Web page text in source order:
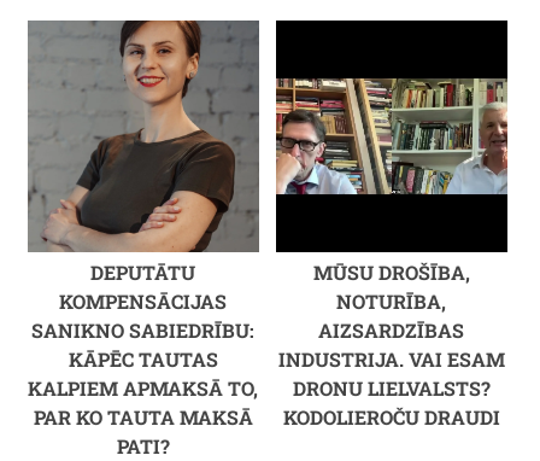
DEPUTĀTU
KOMPENSĀCIJAS
SANIKNO SABIEDRĪBU:
KĀPĒC TAUTAS
KALPIEM APMAKSĀ TO,
PAR KO TAUTA MAKSĀ
PATI?
MŪSU DROŠĪBA,
NOTURĪBA,
AIZSARDZĪBAS
INDUSTRIJA. VAI ESAM
DRONU LIELVALSTS?
KODOLIEROČU DRAUDI